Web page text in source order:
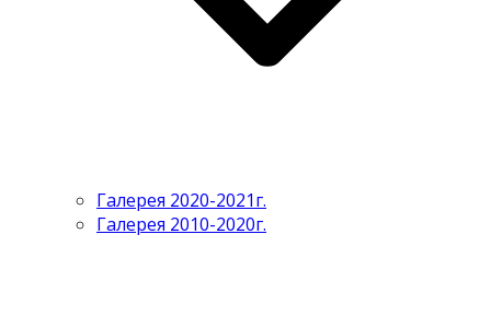
Галерея 2020-2021г.
Галерея 2010-2020г.